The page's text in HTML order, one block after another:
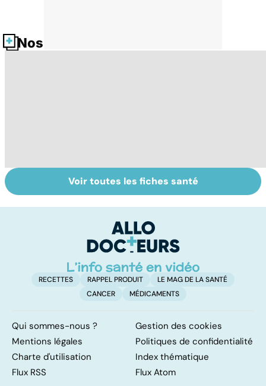
Nos fiches santé
À chacune sa
contraception !
La pilule : une
contraception
Voir toutes les fiches santé
RECETTES RAPPEL PRODUIT
LE MAG DE LA SANTÉ
CANCER
MÉDICAMENTS
Qui sommes-nous ?
Gestion des cookies
Mentions légales
Politiques de confidentialité
Charte d'utilisation
Index thématique
Flux RSS
Flux Atom